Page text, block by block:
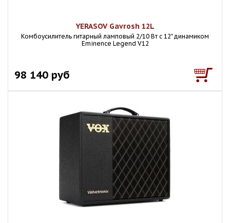
YERASOV Gavrosh 12L
Комбоусилитель гитарный ламповый 2/10 Вт с 12" динамиком
Eminence Legend V12
98 140 руб